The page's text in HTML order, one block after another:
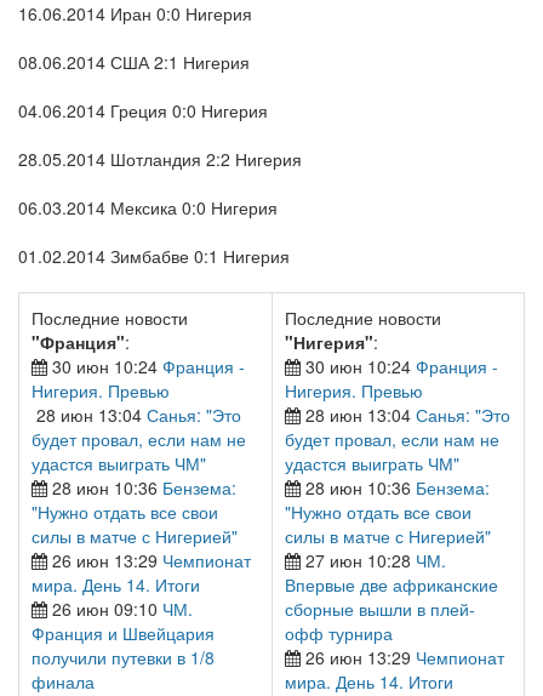
16.06.2014 Иран 0:0 Нигерия
08.06.2014 США 2:1 Нигерия
04.06.2014 Греция 0:0 Нигерия
28.05.2014 Шотландия 2:2 Нигерия
06.03.2014 Мексика 0:0 Нигерия
01.02.2014 Зимбабве 0:1 Нигерия
Последние новости
"Франция":
30 июн 10:24 Франция -
Нигерия. Превью
28 июн 13:04 Санья: "Это
будет провал, если нам не
удастся выиграть ЧМ"
28 июн 10:36 Бензема:
"Нужно отдать все свои
силы в матче с Нигерией"
26 июн 13:29 Чемпионат
мира. День 14. Итоги
26 июн 09:10 ЧМ.
Франция и Швейцария
получили путевки в 1/8
финала
Последние новости
"Нигерия":
30 июн 10:24 Франция -
Нигерия. Превью
28 июн 13:04 Санья: "Это
будет провал, если нам не
удастся выиграть ЧМ"
28 июн 10:36 Бензема:
"Нужно отдать все свои
силы в матче с Нигерией"
27 июн 10:28 ЧМ.
Впервые две африканские
сборные вышли в плей-
офф турнира
26 июн 13:29 Чемпионат
мира. День 14. Итоги